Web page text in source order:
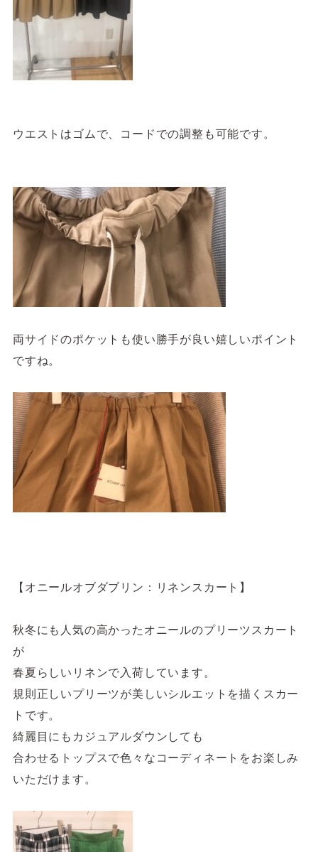
ウエストはゴムで、コードでの調整も可能です。
両サイドのポケットも使い勝手が良い嬉しいポイント
ですね。
【オニールオブダブリン：リネンスカート】
秋冬にも人気の高かったオニールのプリーツスカート
が
春夏らしいリネンで入荷しています。
規則正しいプリーツが美しいシルエットを描くスカー
トです。
綺麗目にもカジュアルダウンしても
合わせるトップスで色々なコーディネートをお楽しみ
いただけます。